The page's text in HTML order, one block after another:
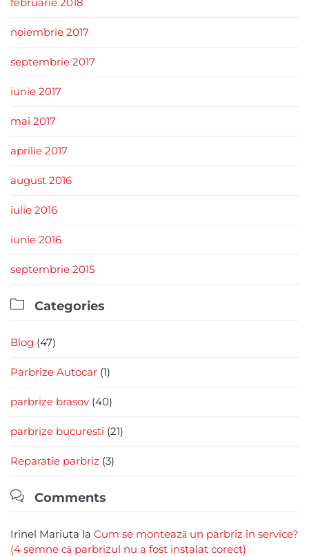
noiembrie 2017
septembrie 2017
iunie 2017
mai 2017
aprilie 2017
august 2016
iulie 2016
iunie 2016
septembrie 2015
 Categories
Blog (47)
Parbrize Autocar (1)
parbrize brasov (40)
parbrize bucuresti (21)
Reparatie parbriz (3)
 Comments
Irinel Mariuta la Cum se montează un parbriz în service?
(4 semne că parbrizul nu a fost instalat corect)